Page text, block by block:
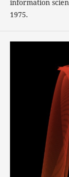
information
1975.